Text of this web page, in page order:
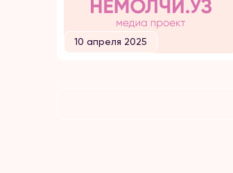
10 апреля 2025